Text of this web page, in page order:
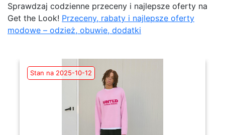
Sprawdzaj codzienne przeceny i najlepsze oferty na
Get the Look! Przeceny, rabaty i najlepsze oferty
modowe – odzież, obuwie, dodatki
Stan na 2025-10-12